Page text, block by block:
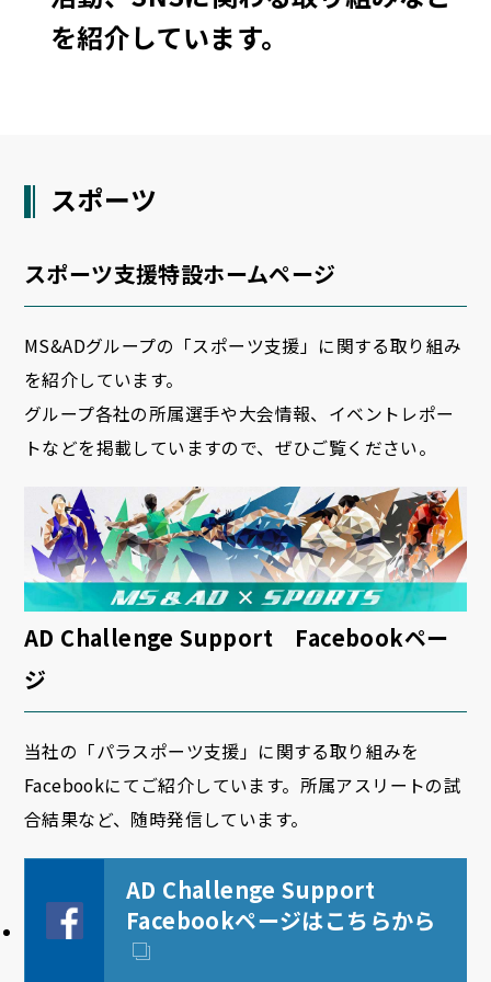
を紹介しています。
スポーツ
スポーツ支援特設ホームページ
MS&ADグループの「スポーツ支援」に関する取り組み
を紹介しています。
グループ各社の所属選手や大会情報、イベントレポー
トなどを掲載していますので、ぜひご覧ください。
AD Challenge Support Facebookペー
ジ
当社の「パラスポーツ支援」に関する取り組みを
Facebookにてご紹介しています。所属アスリートの試
合結果など、随時発信しています。
AD Challenge Support
Facebookページはこちらから